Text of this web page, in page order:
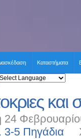
Καταστήματα
και
5 Πηγάδια